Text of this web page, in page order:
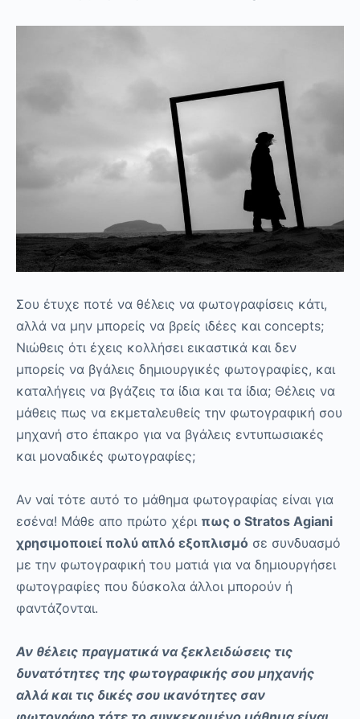
Σου έτυχε ποτέ να θέλεις να φωτογραφίσεις κάτι,
αλλά να μην μπορείς να βρείς ιδέες και concepts;
Νιώθεις ότι έχεις κολλήσει εικαστικά και δεν
μπορείς να βγάλεις δημιουργικές φωτογραφίες, και
καταλήγεις να βγάζεις τα ίδια και τα ίδια; Θέλεις να
μάθεις πως να εκμεταλευθείς την φωτογραφική σου
μηχανή στο έπακρο για να βγάλεις εντυπωσιακές
και μοναδικές φωτογραφίες;
Αν ναί τότε αυτό το μάθημα φωτογραφίας είναι για
εσένα! Μάθε απο πρώτο χέρι πως ο Stratos Agiani
χρησιμοποιεί πολύ απλό εξοπλισμό σε συνδυασμό
με την φωτογραφική του ματιά για να δημιουργήσει
φωτογραφίες που δύσκολα άλλοι μπορούν ή
φαντάζονται.
Αν θέλεις πραγματικά να ξεκλειδώσεις τις
δυνατότητες της φωτογραφικής σου μηχανής
αλλά και τις δικές σου ικανότητες σαν